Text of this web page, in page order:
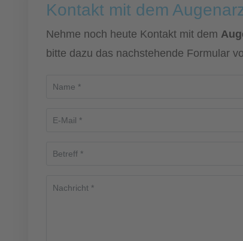
Kontakt mit dem
Nehme noch heute Kontakt mit dem
bitte dazu das nachstehende Formular